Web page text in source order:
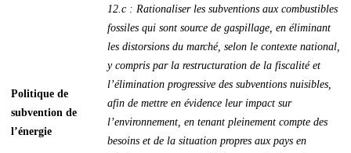
Politique de
subvention de
l’énergie
12.c : Rationaliser les subventions aux combustibles
fossiles qui sont source de gaspillage, en éliminant
les distorsions du marché, selon le contexte national,
y compris par la restructuration de la fiscalité et
l’élimination progressive des subventions nuisibles,
afin de mettre en évidence leur impact sur
l’environnement, en tenant pleinement compte des
besoins et de la situation propres aux pays en